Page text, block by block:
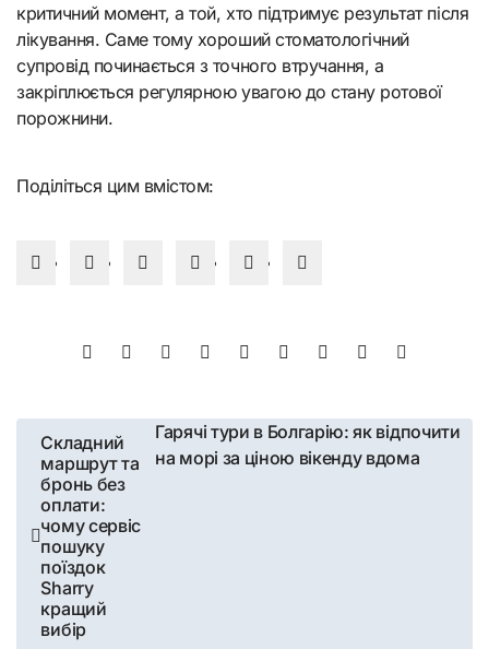
критичний момент, а той, хто підтримує результат після
лікування. Саме тому хороший стоматологічний
супровід починається з точного втручання, а
закріплюється регулярною увагою до стану ротової
порожнини.
Поділіться цим вмістом:
Навігація
записів
Складний
маршрут та
бронь без
оплати:
чому сервіс
пошуку
поїздок
Sharry
кращий
вибір
Гарячі тури в Болгарію: як відпочити
на морі за ціною вікенду вдома